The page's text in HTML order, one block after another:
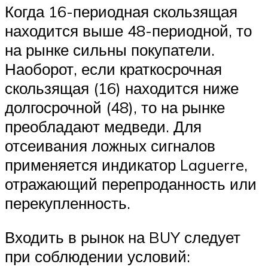
Когда 16-периодная скользящая
находится выше 48-периодной, то
на рынке сильны покупатели.
Наоборот, если краткосрочная
скользящая (16) находится ниже
долгосрочной (48), то на рынке
преобладают медведи. Для
отсеивания ложных сигналов
применяется индикатор Laguerre,
отражающий перепроданность или
перекупленность.
Входить в рынок на BUY следует
при соблюдении условий: